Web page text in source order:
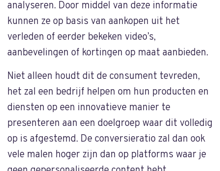
analyseren. Door middel van deze informatie
kunnen ze op basis van aankopen uit het
verleden of eerder bekeken video’s,
aanbevelingen of kortingen op maat aanbieden.
Niet alleen houdt dit de consument tevreden,
het zal een bedrijf helpen om hun producten en
diensten op een innovatieve manier te
presenteren aan een doelgroep waar dit volledig
op is afgestemd. De conversieratio zal dan ook
vele malen hoger zijn dan op platforms waar je